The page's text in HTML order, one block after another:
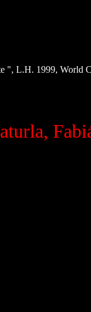
", L.H. 1999, World